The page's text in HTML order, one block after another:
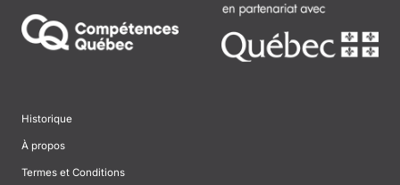
Historique
À propos
Termes et Conditions